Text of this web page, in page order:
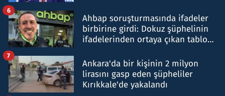
Ahbap soruşturmasında ifadeler
birbirine girdi: Dokuz şüphelinin
ifadelerinden ortaya çıkan tablo
6
Ankara'da bir kişinin 2 milyon
lirasını gasp eden şüpheliler
Kırıkkale'de yakalandı
7